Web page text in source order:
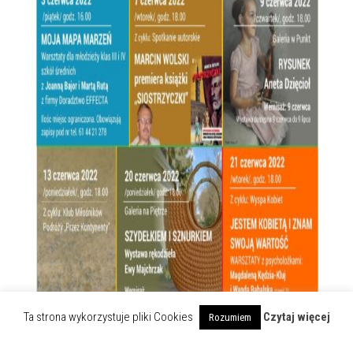
Ta strona wykorzystuje pliki Cookies Rozumiem Czytaj więcej